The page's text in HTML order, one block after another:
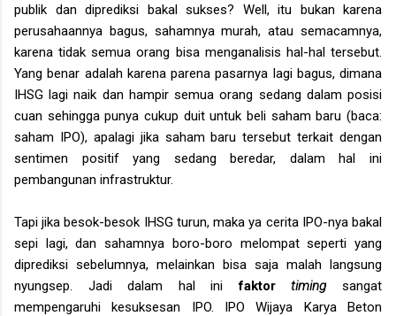
publik dan diprediksi bakal sukses? Well, itu bukan karena
perusahaannya bagus, sahamnya murah, atau semacamnya,
karena tidak semua orang bisa menganalisis hal-hal tersebut.
Yang benar adalah karena parena pasarnya lagi bagus, dimana
IHSG lagi naik dan hampir semua orang sedang dalam posisi
cuan sehingga punya cukup duit untuk beli saham baru (baca:
saham IPO), apalagi jika saham baru tersebut terkait dengan
sentimen positif yang sedang beredar, dalam hal ini
pembangunan infrastruktur.
Tapi jika besok-besok IHSG turun, maka ya cerita IPO-nya bakal
sepi lagi, dan sahamnya boro-boro melompat seperti yang
diprediksi sebelumnya, melainkan bisa saja malah langsung
nyungsep. Jadi dalam hal inifaktortiming
sangat
mempengaruhi kesuksesan IPO. IPO Wijaya Karya Beton